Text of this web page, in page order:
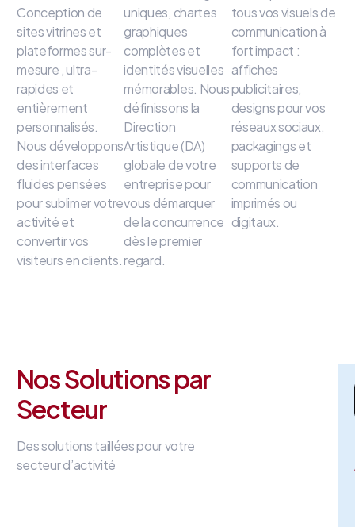
Conception de
sites vitrines et
plateformes sur-
mesure , ultra-
rapides et
entièrement
personnalisés.
Nous développons
des interfaces
fluidespensées
pour sublimer votre
activité et
convertir vos
visiteurs en clients.
uniques, chartes
graphiques
complètes et
identités visuelles
mémorables. Nous
définissons la
Direction
Artistique (DA)
globale de votre
entreprisepour
vous démarquer
de la concurrence
dès le premier
regard.
tous vos visuels de
communication à
fort impact :
affiches
publicitaires,
designs pour vos
réseaux sociaux,
packagings et
supports de
communication
imprimés ou
digitaux.
Nos Solutions par
Secteur
Des solutions taillées pour votre
secteur d’activité